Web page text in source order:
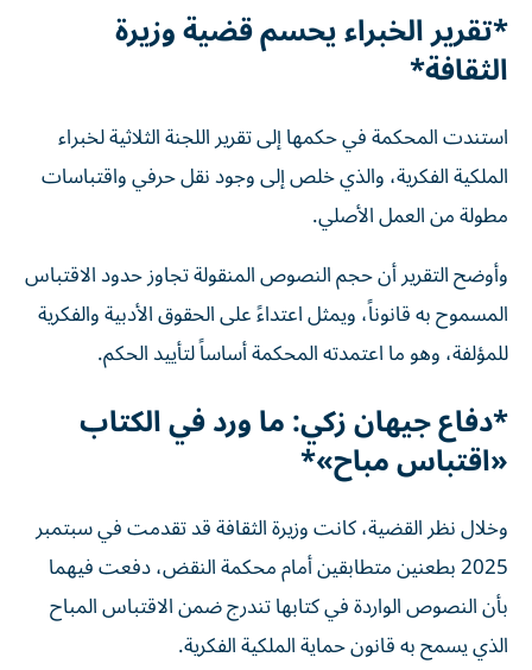
*تقرير الخبراء يحسم قضية وزيرة
الثقافة*
استندت المحكمة في حكمها إلى تقرير اللجنة الثلاثية لخبراء
الملكية الفكرية، والذي خلص إلى وجود نقل حرفي واقتباسات
مطولة من العمل الأصلي.
وأوضح التقرير أن حجم النصوص المنقولة تجاوز حدود الاقتباس
المسموح به قانوناً، ويمثل اعتداءً على الحقوق الأدبية والفكرية
للمؤلفة، وهو ما اعتمدته المحكمة أساساً لتأييد الحكم.
*دفاع جيهان زكي: ما ورد في الكتاب
«اقتباس مباح»*
وخلال نظر القضية، كانت وزيرة الثقافة قد تقدمت في سبتمبر
2025 بطعنين متطابقين أمام محكمة النقض، دفعت فيهما
بأن النصوص الواردة في كتابها تندرج ضمن الاقتباس المباح
الذي يسمح به قانون حماية الملكية الفكرية.